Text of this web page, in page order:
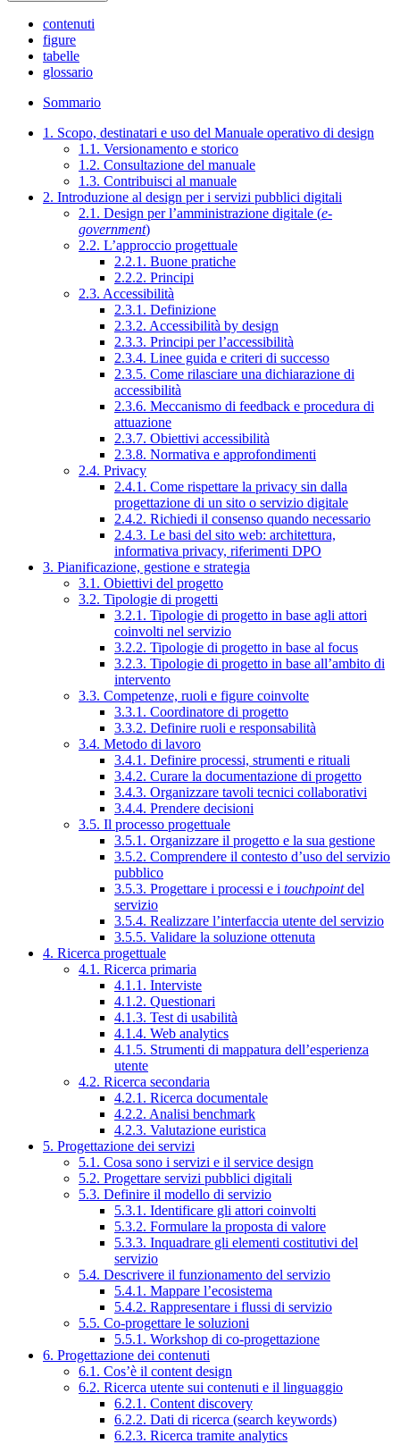
contenuti
figure
tabelle
glossario
Sommario
1. Scopo, destinatari e uso del Manuale operativo di design
1.1. Versionamento e storico
1.2. Consultazione del manuale
1.3. Contribuisci al manuale
2. Introduzione al design per i servizi pubblici digitali
2.1. Design per l’amministrazione digitale (e-
government)
2.2. L’approccio progettuale
2.2.1. Buone pratiche
2.2.2. Principi
2.3. Accessibilità
2.3.1. Definizione
2.3.2. Accessibilità by design
2.3.3. Principi per l’accessibilità
2.3.4. Linee guida e criteri di successo
2.3.5. Come rilasciare una dichiarazione di
accessibilità
2.3.6. Meccanismo di feedback e procedura di
attuazione
2.3.7. Obiettivi accessibilità
2.3.8. Normativa e approfondimenti
2.4. Privacy
2.4.1. Come rispettare la privacy sin dalla
progettazione di un sito o servizio digitale
2.4.2. Richiedi il consenso quando necessario
2.4.3. Le basi del sito web: architettura,
informativa privacy, riferimenti DPO
3. Pianificazione, gestione e strategia
3.1. Obiettivi del progetto
3.2. Tipologie di progetti
3.2.1. Tipologie di progetto in base agli attori
coinvolti nel servizio
3.2.2. Tipologie di progetto in base al focus
3.2.3. Tipologie di progetto in base all’ambito di
intervento
3.3. Competenze, ruoli e figure coinvolte
3.3.1. Coordinatore di progetto
3.3.2. Definire ruoli e responsabilità
3.4. Metodo di lavoro
3.4.1. Definire processi, strumenti e rituali
3.4.2. Curare la documentazione di progetto
3.4.3. Organizzare tavoli tecnici collaborativi
3.4.4. Prendere decisioni
3.5. Il processo progettuale
3.5.1. Organizzare il progetto e la sua gestione
3.5.2. Comprendere il contesto d’uso del servizio
pubblico
3.5.3. Progettare i processi e i touchpointdel
servizio
3.5.4. Realizzare l’interfaccia utente del servizio
3.5.5. Validare la soluzione ottenuta
4. Ricerca progettuale
4.1. Ricerca primaria
4.1.1. Interviste
4.1.2. Questionari
4.1.3. Test di usabilità
4.1.4. Web analytics
4.1.5. Strumenti di mappatura dell’esperienza
utente
4.2. Ricerca secondaria
4.2.1. Ricerca documentale
4.2.2. Analisi benchmark
4.2.3. Valutazione euristica
5. Progettazione dei servizi
5.1. Cosa sono i servizi e il service design
5.2. Progettare servizi pubblici digitali
5.3. Definire il modello di servizio
5.3.1. Identificare gli attori coinvolti
5.3.2. Formulare la proposta di valore
5.3.3. Inquadrare gli elementi costitutivi del
servizio
5.4. Descrivere il funzionamento del servizio
5.4.1. Mappare l’ecosistema
5.4.2. Rappresentare i flussi di servizio
5.5. Co-progettare le soluzioni
5.5.1. Workshop di co-progettazione
6. Progettazione dei contenuti
6.1. Cos’è il content design
6.2. Ricerca utente sui contenuti e il linguaggio
6.2.1. Content discovery
6.2.2. Dati di ricerca (search keywords)
6.2.3. Ricerca tramite analytics